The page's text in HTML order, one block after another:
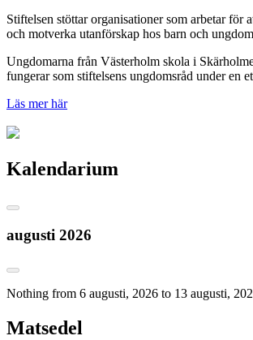
Stiftelsen stöttar organisationer som arbetar för
och motverka utanförskap hos barn och
Ungdomarna från Västerholm skola i
fungerar som stiftelsens ungdomsråd under en
Läs mer här
Kalendarium
augusti 2026
Nothing from 6 augusti, 2026 to 13 augusti,
Matsedel